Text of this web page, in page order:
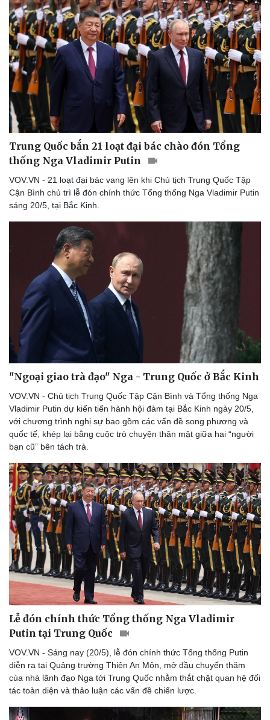
Trung Quốc bắn 21 loạt đại bác chào đón Tổng
thống Nga Vladimir Putin
VOV.VN - 21 loạt đại bác vang lên khi Chủ tịch Trung Quốc Tập
Cận Bình chủ trì lễ đón chính thức Tổng thống Nga Vladimir Putin
sáng 20/5, tại Bắc Kinh.
"Ngoại giao trà đạo" Nga - Trung Quốc ở Bắc Kinh
VOV.VN - Chủ tịch Trung Quốc Tập Cận Bình và Tổng thống Nga
Vladimir Putin dự kiến tiến hành hội đàm tại Bắc Kinh ngày 20/5,
với chương trình nghị sự bao gồm các vấn đề song phương và
quốc tế, khép lại bằng cuộc trò chuyện thân mật giữa hai “người
bạn cũ” bên tách trà.
Lễ đón chính thức Tổng thống Nga Vladimir
Putin tại Trung Quốc
VOV.VN - Sáng nay (20/5), lễ đón chính thức Tổng thống Putin
diễn ra tại Quảng trường Thiên An Môn, mở đầu chuyến thăm
của nhà lãnh đạo Nga tới Trung Quốc nhằm thắt chặt quan hệ đối
tác toàn diện và thảo luận các vấn đề chiến lược.